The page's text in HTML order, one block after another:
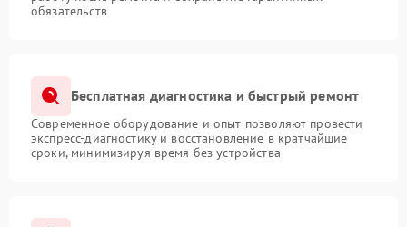
обязательств
Бесплатная диагностика и быстрый ремонт
Современное оборудование и опыт позволяют провести
экспресс-диагностику и восстановление в кратчайшие
сроки, минимизируя время без устройства